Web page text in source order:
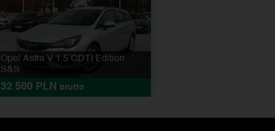
Opel Astra V 1.5 CDTI Edition
S&S
32 500 PLN brutto